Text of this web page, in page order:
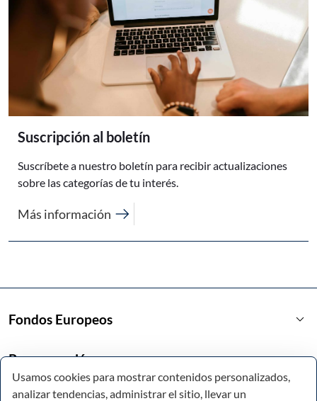
Suscripción al boletín
Suscríbete a nuestro boletín para recibir actualizaciones
sobre las categorías de tu interés.
Más información arrow_right_alt
Fondos Europeos keyboard_arrow_down
Programación keyboard_arrow_down
Usamos cookies para mostrar contenidos personalizados,
analizar tendencias, administrar el sitio, llevar un